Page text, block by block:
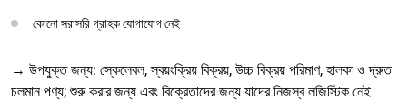
কোনো সরাসরি গ্রাহক যোগাযোগ নেই
→ উপযুক্ত জন্য: স্কেলেবল, স্বয়ংক্রিয় বিক্রয়, উচ্চ বিক্রয় পরিমাণ, হালকা ও দ্রুত
চলমান পণ্য; শুরু করার জন্য এবং বিক্রেতাদের জন্য যাদের নিজস্ব লজিস্টিক নেই